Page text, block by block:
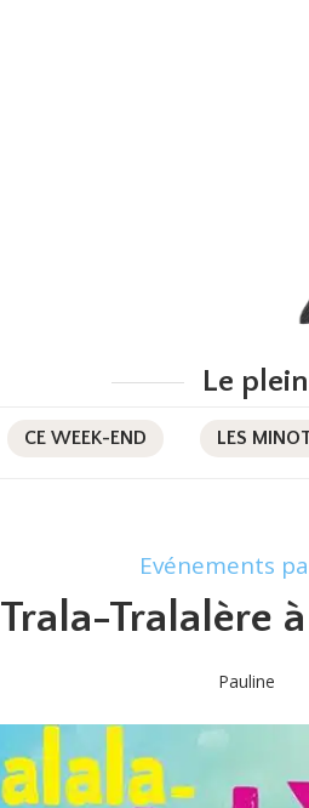
Le
CE WEEK-END LES
Evénements
Trala-Tralalère
Pauline